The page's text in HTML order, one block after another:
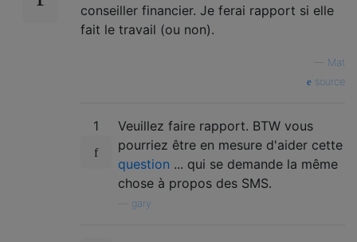
conseiller financier. Je ferai rapport si elle
fait le travail (ou non).
Mat
source
1
Veuillez faire rapport. BTW vous
pourriez être en mesure d'aider cette
question ... qui se demande la même
chose à propos des SMS.
gary